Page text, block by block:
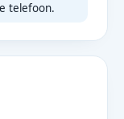
telefoon.